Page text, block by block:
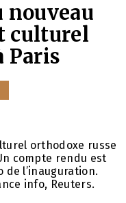
nouveau
culturel
Paris
orthodoxe russe
compte rendu est
de l’inauguration.
info, Reuters.